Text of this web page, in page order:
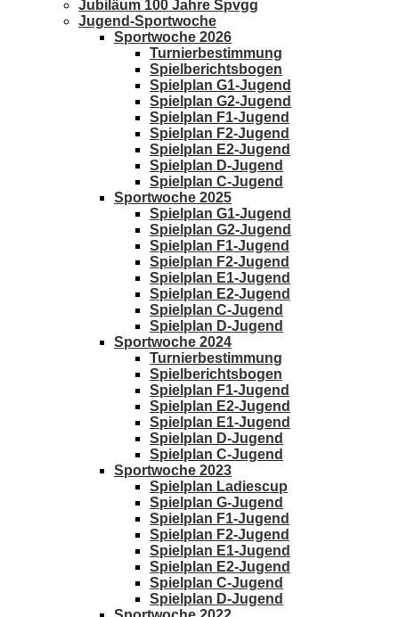
Jubiläum 100 Jahre Spvgg
Jugend-Sportwoche
Sportwoche 2026
Turnierbestimmung
Spielberichtsbogen
Spielplan G1-Jugend
Spielplan G2-Jugend
Spielplan F1-Jugend
Spielplan F2-Jugend
Spielplan E2-Jugend
Spielplan D-Jugend
Spielplan C-Jugend
Sportwoche 2025
Spielplan G1-Jugend
Spielplan G2-Jugend
Spielplan F1-Jugend
Spielplan F2-Jugend
Spielplan E1-Jugend
Spielplan E2-Jugend
Spielplan C-Jugend
Spielplan D-Jugend
Sportwoche 2024
Turnierbestimmung
Spielberichtsbogen
Spielplan F1-Jugend
Spielplan E2-Jugend
Spielplan E1-Jugend
Spielplan D-Jugend
Spielplan C-Jugend
Sportwoche 2023
Spielplan Ladiescup
Spielplan G-Jugend
Spielplan F1-Jugend
Spielplan F2-Jugend
Spielplan E1-Jugend
Spielplan E2-Jugend
Spielplan C-Jugend
Spielplan D-Jugend